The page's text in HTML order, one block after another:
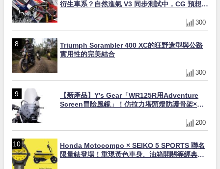
衍生車系？自然進氣 V3 同步測試中，CG 預想曝
300
Triumph Scrambler 400 XC的狂野造型與公路
實用性的完美結合
300
【新產品】Y’s Gear「WR125R用Adventure
Screen冒險風鏡」！仿拉力塔頭燈防護骨架×大
200
Honda Motocompo × SEIKO 5 SPORTS 聯名
限量錶登場！重現黃色車身、油箱開關等經典設